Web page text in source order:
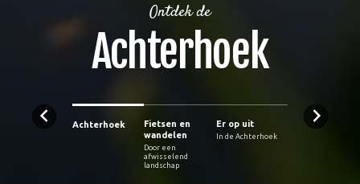
Achterhoek
Fietsen en
wandelen
Door een
afwisselend
landschap
Er op uit
In de Achterhoek
Ontdek de
Achterhoek